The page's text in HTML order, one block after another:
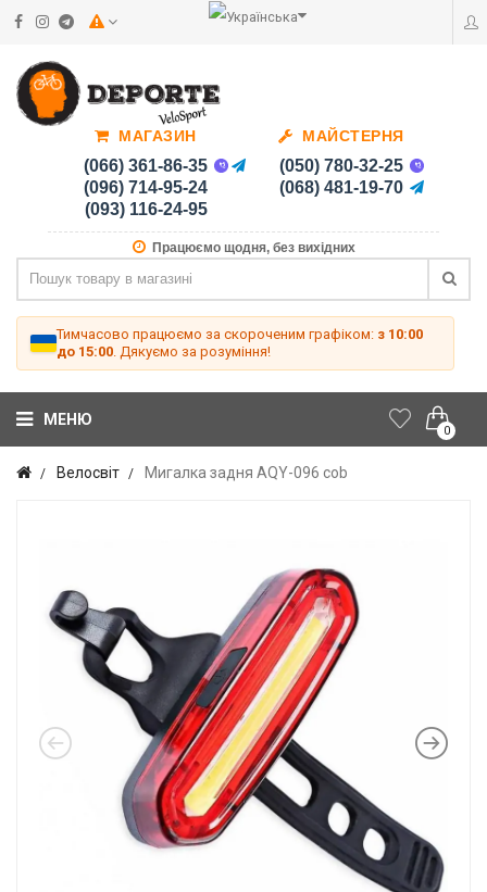
МАГАЗИН
(066) 361-86-35
(096) 714-95-24
(093) 116-24-95
МАЙСТЕРНЯ
(050) 780-32-25
(068) 481-19-70
Працюємо щодня, без вихідних
Тимчасово працюємо за скороченим графіком: з 10:00
до 15:00 . Дякуємо за розуміння!
0
МЕНЮ
Велосвіт Мигалка задня AQY-096 cob